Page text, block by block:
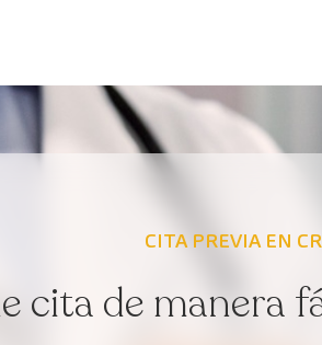
CITA PREVIA EN
cita de manera